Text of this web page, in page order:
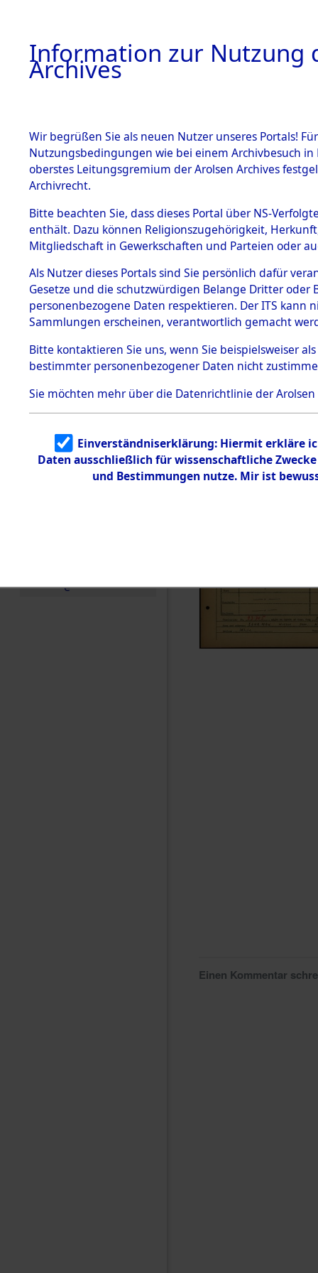
BESTÄNDE
1.
mente
5. Verschiedenes
5.3
Todesmärsche
5.3.1 Alliierte
Erhebungen
zu
Todesmärsch
en
5.3.2
Identifizierun
g
5.3.3
Todesmärsch
e
Dead -
Branch -
0021
Einen Kommentar
Information zur Nutzung
Archives
Wir begrüßen Sie als neuen Nutzer unseres Portals!
Nutzungsbedingungen wie bei einem Archivbesuch
oberstes Leitungsgremium der Arolsen Archives
Archivrecht.
Bitte beachten Sie, dass dieses Portal über NS-
enthält. Dazu können Religionszugehörigkeit,
Mitgliedschaft in Gewerkschaften und Parteien oder
Als Nutzer dieses Portals sind Sie persönlich dafür
Gesetze und die schutzwürdigen Belange Dritter
personenbezogene Daten respektieren. Der ITS
Sammlungen erscheinen, verantwortlich gemacht
Bitte kontaktieren Sie uns, wenn Sie beispielsweiser
bestimmter personenbezogener Daten nicht
Sie möchten mehr über die Datenrichtlinie der Arolsen
Einverständniserklärung: Hiermit erkläre
Daten ausschließlich für wissenschaftliche
und Bestimmungen nutze. Mir ist